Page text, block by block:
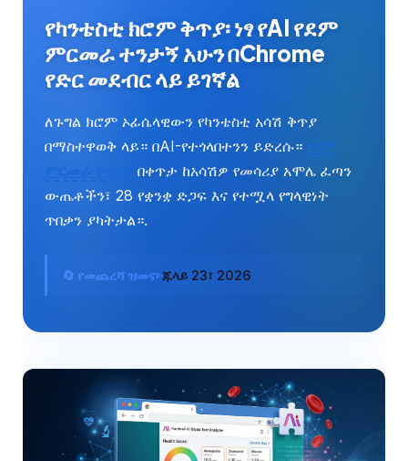
የካንቴስቲ ክሮም ቅጥያ፡ ነፃ የAI የደም
ምርመራ ተንታኝ አሁን በChrome
የድር መደብር ላይ ይገኛል
ለጉግል ክሮም ኦፊሴላዊውን የካንቴስቲ አሳሽ ቅጥያ
በማስተዋወቅ ላይ። በAI-የተጎላበተንን ይድረሱ። የደም
በቀጥታ ከአሳሽዎ የመሳሪያ አሞሌ ፈጣን
ውጤቶችን፣ 28 የቋንቋ ድጋፍ እና የተሟላ የግላዊነት
ጥበቃን ያካትታል።.
🔄 የመጨረሻ ዝመና፦ጁላይ 23፣ 2026